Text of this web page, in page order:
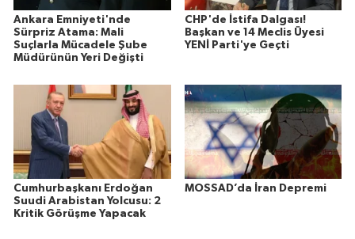
Ankara Emniyeti'nde
Sürpriz Atama: Mali
Suçlarla Mücadele Şube
Müdürünün Yeri Değişti
CHP'de İstifa Dalgası!
Başkan ve 14 Meclis Üyesi
YENİ Parti'ye Geçti
Cumhurbaşkanı Erdoğan
Suudi Arabistan Yolcusu: 2
Kritik Görüşme Yapacak
MOSSAD’da İran Depremi